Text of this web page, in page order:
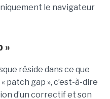
le navigateur
»
réside dans ce que
patch gap », c’est-à-dire
d’un correctif et son